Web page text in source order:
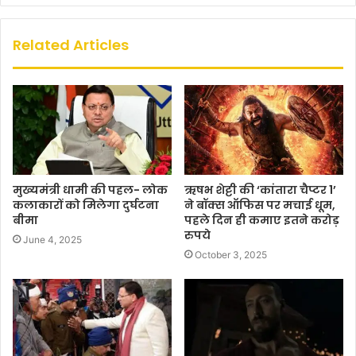
Related Articles
मुख्यमंत्री धामी की पहल- लोक
कलाकारों को मिलेगा दुर्घटना
बीमा
June 4, 2025
ऋषभ शेट्टी की ‘कांतारा चैप्टर 1’
ने बॉक्स ऑफिस पर मचाई धूम,
पहले दिन ही कमाए इतने करोड़
रुपये
October 3, 2025